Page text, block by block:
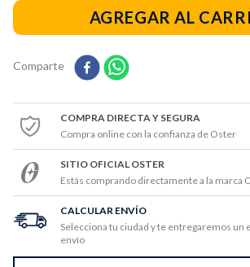
AGREGAR AL
Comparte
COMPRA DIRECTA Y SEGURA
Compra online con la confianza de Oster
SITIO OFICIAL OSTER
Estás comprando directamente a la marca
CALCULAR ENVÍO
Selecciona tu ciudad y te entregaremos un
envío